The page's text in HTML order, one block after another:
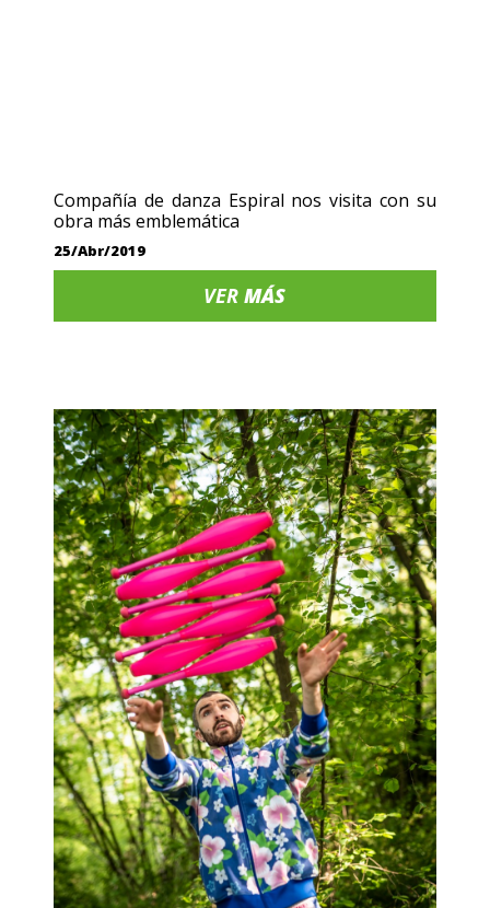
Compañía de danza Espiral nos visita con su
obra más emblemática
25/Abr/2019
VERMÁS